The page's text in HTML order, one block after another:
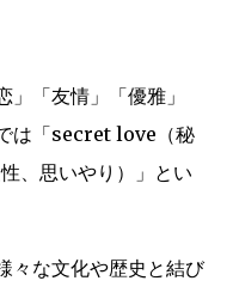
「友情」「優雅」
は「secret love（秘
、思いやり）」とい
々な文化や歴史と結び